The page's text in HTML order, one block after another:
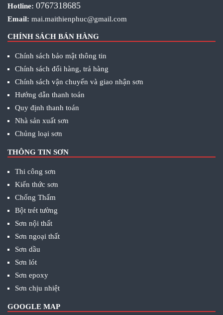
Hotline: 0767318685
Email: mai.maithienphuc@gmail.com
CHÍNH SÁCH BÁN HÀNG
Chính sách bảo mật thông tin
Chính sách đổi hàng, trả hàng
Chính sách vận chuyển và giao nhận sơn
Hướng dẫn thanh toán
Quy định thanh toán
Nhà sản xuất sơn
Chủng loại sơn
THÔNG TIN SƠN
Thi công sơn
Kiến thức sơn
Chống Thấm
Bột trét tường
Sơn nội thất
Sơn ngoại thất
Sơn dầu
Sơn lót
Sơn epoxy
Sơn chịu nhiệt
GOOGLE MAP